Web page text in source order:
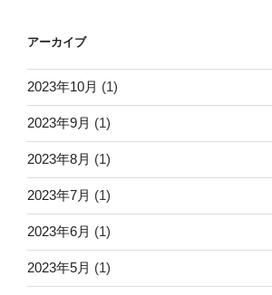
アーカイブ
2023年10月 (1)
2023年9月 (1)
2023年8月 (1)
2023年7月 (1)
2023年6月 (1)
2023年5月 (1)